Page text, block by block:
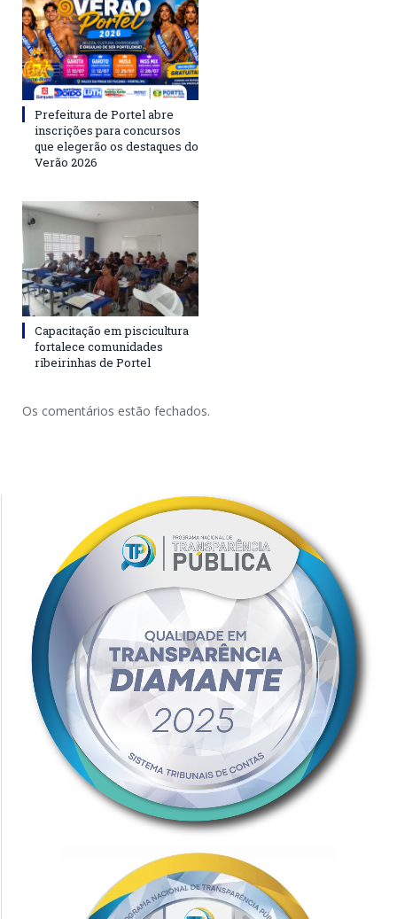
Prefeitura de Portel abre
inscrições para concursos
que elegerão os destaques do
Verão 2026
Capacitação em piscicultura
fortalece comunidades
ribeirinhas de Portel
Os comentários estão fechados.